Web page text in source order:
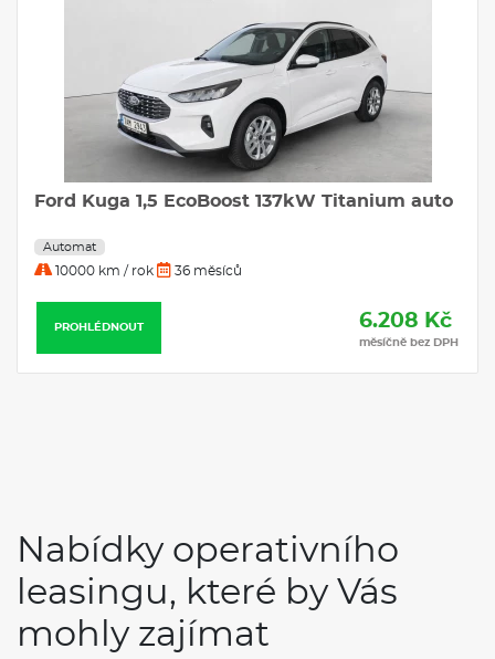
Ford Kuga 1,5 EcoBoost 137kW Titanium auto
Automat
10000 km / rok 36 měsíců
PROHLÉDNOUT 6.208 Kč
měsíčně bez DPH
Nabídky operativního
leasingu, které by Vás
mohly zajímat